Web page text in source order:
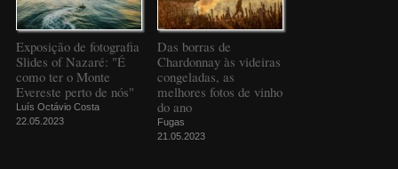
Exposição de fotografia
Slides of Nazaré: "É
como ter o Monte
Evereste perto de nós"
Luís Octávio Costa
22.05.2023
Das borras de
Chardonnay às videiras
congeladas, as
melhores fotos de vinho
do ano
Fugas
21.05.2023